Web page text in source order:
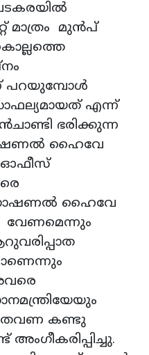
മാത്രം മുൻപ്
പറയുമ്പോൾ
എന്ന്
ഭരിക്കുന്ന
ഹൈവേ
ഓഫീസ്
നാഷണൽ ഹൈവേ
വേണമെന്നും
കണ്ടു